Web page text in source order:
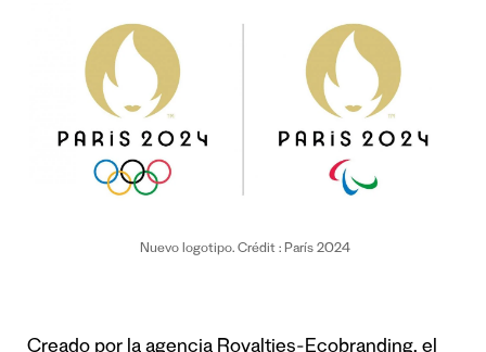
Nuevo logotipo. Crédit : París 2024